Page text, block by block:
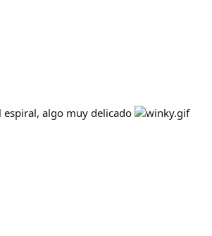
espiral, algo muy delicado